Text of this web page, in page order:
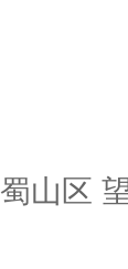
蜀山区